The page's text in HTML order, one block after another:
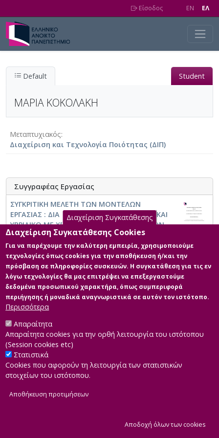
Είσοδος EN EΛ
Default Student
ΜΑΡΙΑ ΚΟΚΟΛΑΚΗ
Μεταπτυχιακός
Διαχείριση και Τεχνολογία Ποιότητας (ΔΙΠ)
Συγγραφέας Εργασίας
ΣΥΓΚΡΙΤΙΚΗ ΜΕΛΕΤΗ ΤΩΝ ΜΟΝΤΕΛΩΝ
ΕΡΓΑΣΙΑΣ : ΔΙΑ ΖΩΣΗΣ, ΑΠΟΜΑΚΡΥΣΜΕΝΟ ΚΑΙ
ΥΒΡΙΔΙΚΟ ΜΕ ΧΡΗΣΗ ΣΤΑΤΙΣΤΙΚΩΝ ΠΑΚΕΤΩΝ
Developed byINTEROPTICS
Διαχείριση Συγκατάθεσης
Διαχείριση Συγκατάθεσης Cookies
Για να παρέχουμε την καλύτερη εμπειρία, χρησιμοποιούμε
τεχνολογίες όπως cookies για την αποθήκευση ή/και την
πρόσβαση σε πληροφορίες συσκευών. Η συγκατάθεση για τις εν
λόγω τεχνολογίες θα μας επιτρέψει να επεξεργαστούμε
δεδομένα προσωπικού χαρακτήρα, όπως συμπεριφορά
περιήγησης ή μοναδικά αναγνωριστικά σε αυτόν τον ιστότοπο.
Περισσότερα
Απαραίτητα
Απαραίτητα cookies για την ορθή λειτουργία του ιστότοπου
(Session cookies etc)
Στατιστικά
Cookies που αφορούν τη λειτουργία των στατιστικών
στοιχείων του ιστότοπου.
Αποθήκευση προτιμήσεων
Αποδοχή όλων των cookies